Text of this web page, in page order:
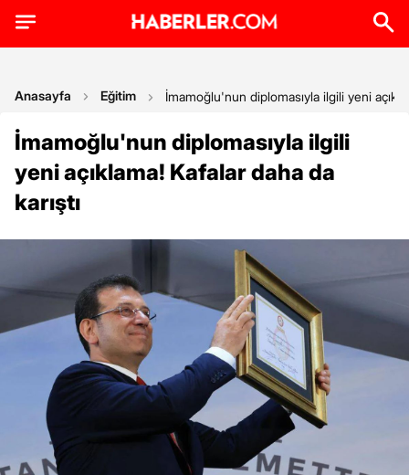
Anasayfa Eğitim İmamoğlu'nun diplomasıyla ilgili yeni
İmamoğlu'nun diplomasıyla ilgili
yeni açıklama! Kafalar daha da
karıştı